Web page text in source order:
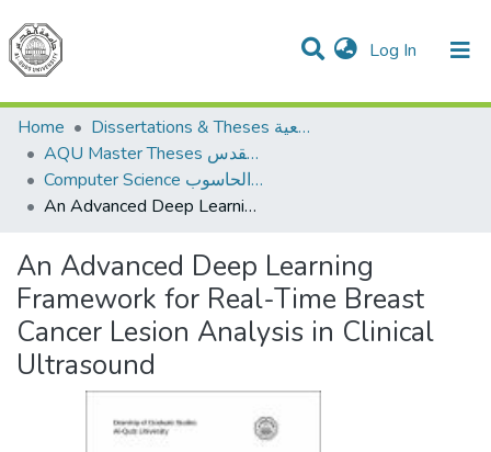
Log In (current)
Communities & Collections
All of DSpace
Home
Dissertations & Theses الرسائل الجامعية
AQU Master Theses الرسائل الجامعية الخاصة بجامعة القدس
Computer Science علم الحاسوب
An Advanced Deep Learning Framework for Real-Time Breast Cancer Lesion Analysis in Clinical Ultrasound
An Advanced Deep Learning
Framework for Real-Time Breast
Cancer Lesion Analysis in Clinical
Ultrasound